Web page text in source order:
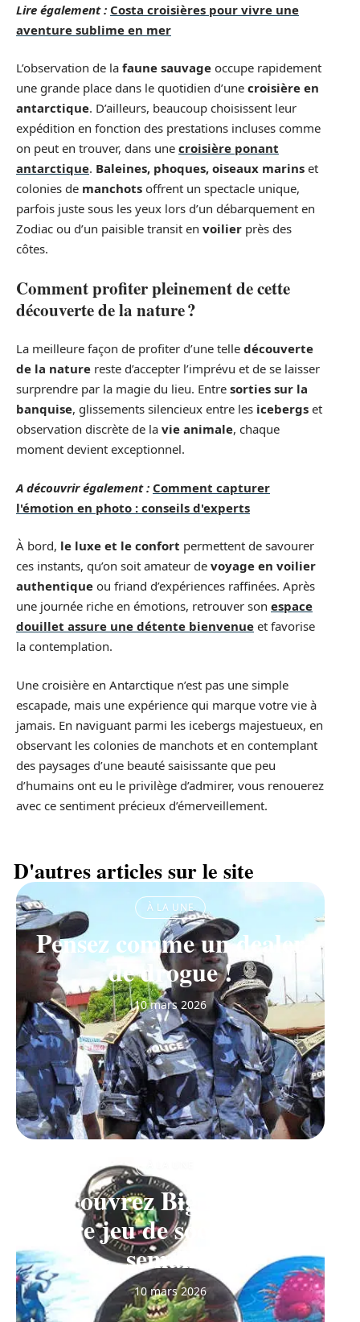
Lire également : Costa croisières pour vivre une
aventure sublime en mer
L’observation de la faune sauvage occupe rapidement
une grande place dans le quotidien d’une croisière en
antarctique. D’ailleurs, beaucoup choisissent leur
expédition en fonction des prestations incluses comme
on peut en trouver, dans une croisière ponant
antarctique. Baleines, phoques, oiseaux marins et
colonies de manchots offrent un spectacle unique,
parfois juste sous les yeux lors d’un débarquement en
Zodiac ou d’un paisible transit en voilier près des
côtes.
Comment profiter pleinement de cette
découverte de la nature ?
La meilleure façon de profiter d’une telle découverte
de la nature reste d’accepter l’imprévu et de se laisser
surprendre par la magie du lieu. Entre sorties sur la
banquise, glissements silencieux entre les icebergs et
observation discrète de la vie animale, chaque
moment devient exceptionnel.
A découvrir également : Comment capturer
l'émotion en photo : conseils d'experts
À bord, le luxe et le confort permettent de savourer
ces instants, qu’on soit amateur de voyage en voilier
authentique ou friand d’expériences raffinées. Après
une journée riche en émotions, retrouver son espace
douillet assure une détente bienvenue et favorise
la contemplation.
Une croisière en Antarctique n’est pas une simple
escapade, mais une expérience qui marque votre vie à
jamais. En naviguant parmi les icebergs majestueux, en
observant les colonies de manchots et en contemplant
des paysages d’une beauté saisissante que peu
d’humains ont eu le privilège d’admirer, vous renouerez
avec ce sentiment précieux d’émerveillement.
D'autres articles sur le site
À LA UNE
Pensez comme un dealer
de drogue !
10 mars 2026
Découvrez Big Monster,
notre jeu de société de la
semaine
10 mars 2026